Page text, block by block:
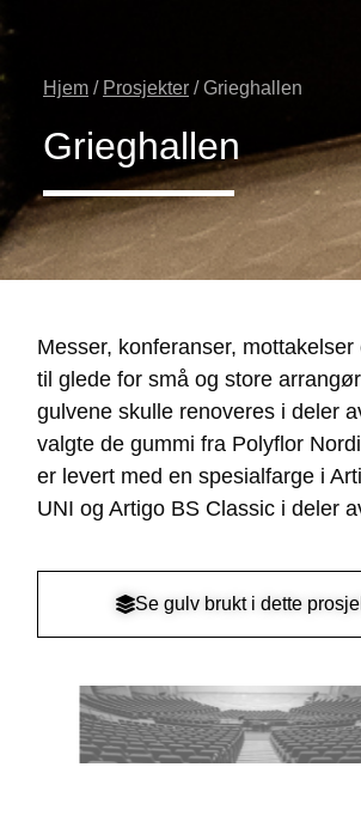
Hjem / Prosjekter / Grieghallen
Grieghallen
Messer, konferanser, mottakelser
til glede for små og store
gulvene skulle renoveres i deler
valgte de gummi fra Polyflor
er levert med en spesialfarge i
UNI og Artigo BS Classic i deler
Se gulv brukt i dette